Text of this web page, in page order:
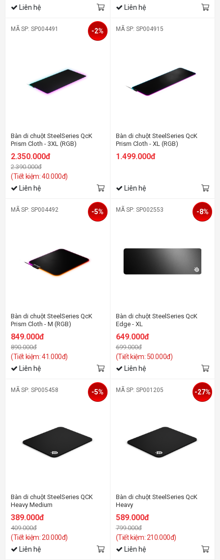
Liên hệ Liên hệ
MÃ SP: SP004491
Bàn di chuột SteelSeries QcK
Prism Cloth - 3XL (RGB)
2.350.000đ
2.390.000đ
(Tiết kiệm: 40.000đ)
-2%
Liên hệ
MÃ SP: SP004915
Bàn di chuột SteelSeries QcK
Prism Cloth - XL (RGB)
1.499.000đ
Liên hệ
MÃ SP: SP004492
Bàn di chuột SteelSeries QcK
Prism Cloth - M (RGB)
849.000đ
890.000đ
(Tiết kiệm: 41.000đ)
-5%
Liên hệ
MÃ SP: SP002553
Bàn di chuột SteelSeries QcK
Edge - XL
649.000đ
699.000đ
(Tiết kiệm: 50.000đ)
-8%
Liên hệ
MÃ SP: SP005458
Bàn di chuột SteelSeries QCK
Heavy Medium
389.000đ
409.000đ
(Tiết kiệm: 20.000đ)
-5%
Liên hệ
MÃ SP: SP001205
Bàn di chuột SteelSeries QcK
Heavy
589.000đ
799.000đ
(Tiết kiệm: 210.000đ)
-27%
Liên hệ